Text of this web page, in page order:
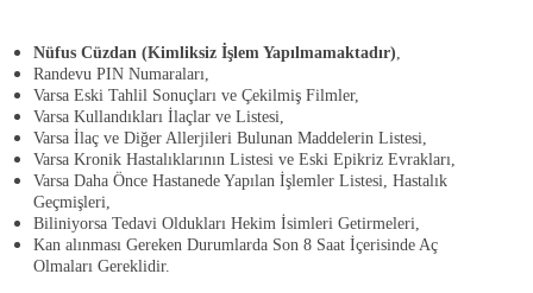
Nüfus Cüzdan (Kimliksiz İşlem Yapılmamaktadır),
Randevu PIN Numaraları,
Varsa Eski Tahlil Sonuçları ve Çekilmiş Filmler,
Varsa Kullandıkları İlaçlar ve Listesi,
Varsa İlaç ve Diğer Allerjileri Bulunan Maddelerin Listesi,
Varsa Kronik Hastalıklarının Listesi ve Eski Epikriz Evrakları,
Varsa Daha Önce Hastanede Yapılan İşlemler Listesi, Hastalık
Geçmişleri,
Biliniyorsa Tedavi Oldukları Hekim İsimleri Getirmeleri,
Kan alınması Gereken Durumlarda Son 8 Saat İçerisinde Aç
Olmaları Gereklidir.